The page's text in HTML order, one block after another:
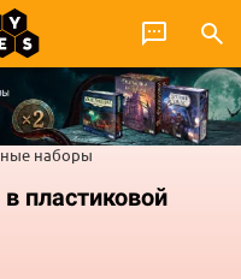
наборы
пластиковой